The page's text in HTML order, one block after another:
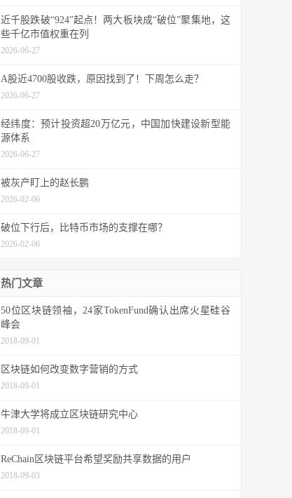
近千股跌破“924”起点！两大板块成“破位”聚集地，这
些千亿市值权重在列
2026-06-27
A股近4700股收跌，原因找到了！下周怎么走？
2026-06-27
经纬度：预计投资超20万亿元，中国加快建设新型能
源体系
2026-06-27
被灰产盯上的赵长鹏
2026-02-06
破位下行后，比特币市场的支撑在哪？
2026-02-06
热门文章
50位区块链领袖，24家TokenFund确认出席火星硅谷
峰会
2018-09-01
区块链如何改变数字营销的方式
2018-09-01
牛津大学将成立区块链研究中心
2018-09-01
ReChain区块链平台希望奖励共享数据的用户
2018-09-03